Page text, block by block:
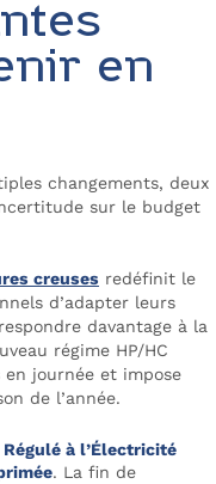
en
changements, deux
sur le budget
creuses redéfinit le
d’adapter leurs
davantage à la
régime HP/HC
en journée et impose
de l’année.
à l’Électricité
. La fin de